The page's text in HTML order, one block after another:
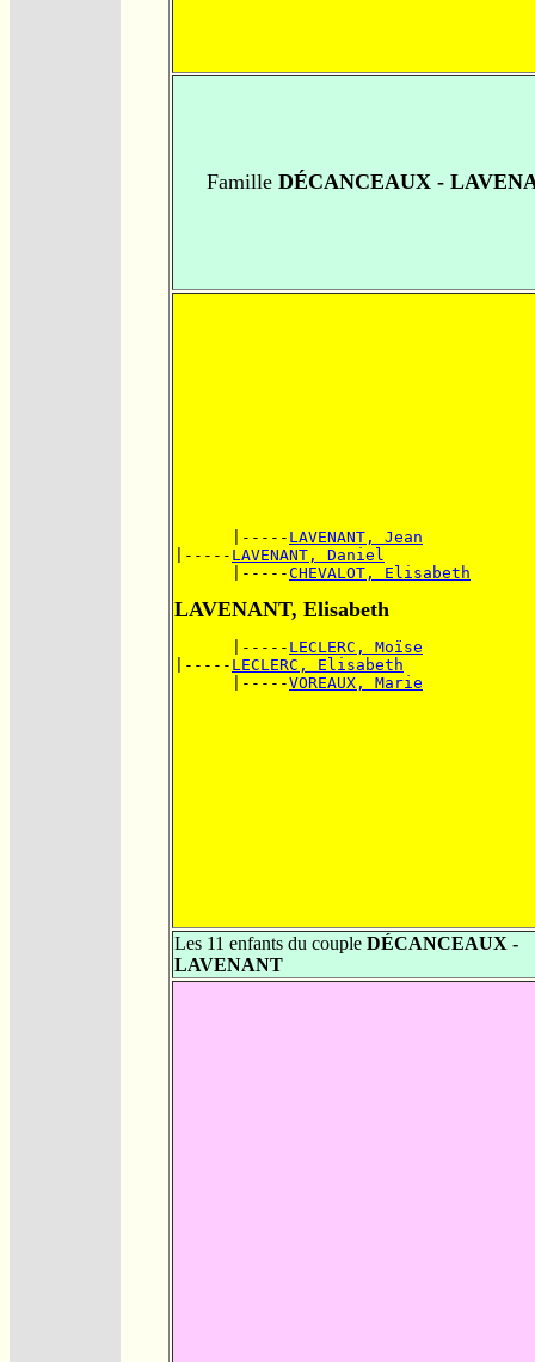
Famille DÉCANCEAUX -
      |-----
LAVENANT, Jean
|----- LAVENANT, Daniel
      |-----
CHEVALOT, Elisabeth
LAVENANT, Elisabeth
      |-----
LECLERC, Moïse
|----- LECLERC, Elisabeth
      |-----
VOREAUX, Marie
Les 11 enfants du couple DÉCANCEAUX -
LAVENANT